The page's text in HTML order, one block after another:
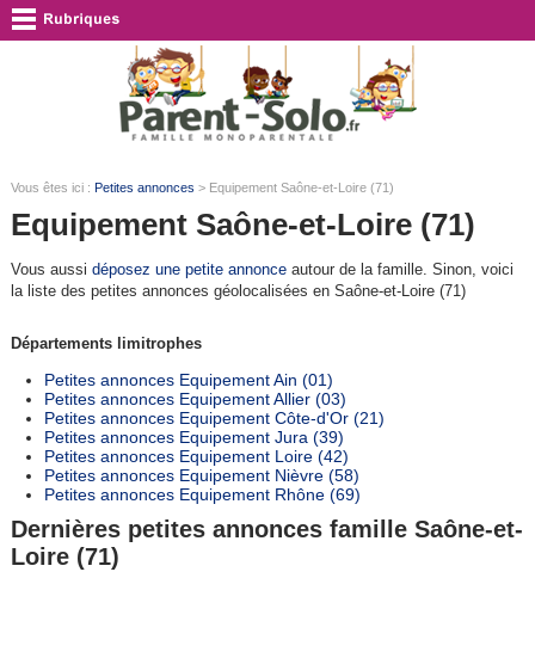
Vous êtes ici : Petites annonces > Equipement Saône-et-Loire (71)
Equipement Saône-et-Loire (71)
Vous aussi déposez une petite annonceautour de la famille. Sinon, voici
la liste des petites annonces géolocalisées en Saône-et-Loire (71)
Départements limitrophes
Petites annonces Equipement Ain (01)
Petites annonces Equipement Allier (03)
Petites annonces Equipement Côte-d'Or (21)
Petites annonces Equipement Jura (39)
Petites annonces Equipement Loire (42)
Petites annonces Equipement Nièvre (58)
Petites annonces Equipement Rhône (69)
Dernières petites annonces famille Saône-et-
Loire (71)